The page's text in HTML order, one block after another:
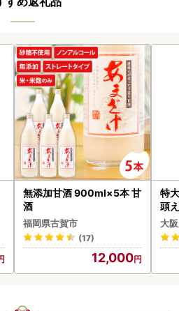
無添加甘酒 900ml×5本 甘
酒
福岡県古賀市
(17)
12,000
特
頭
大